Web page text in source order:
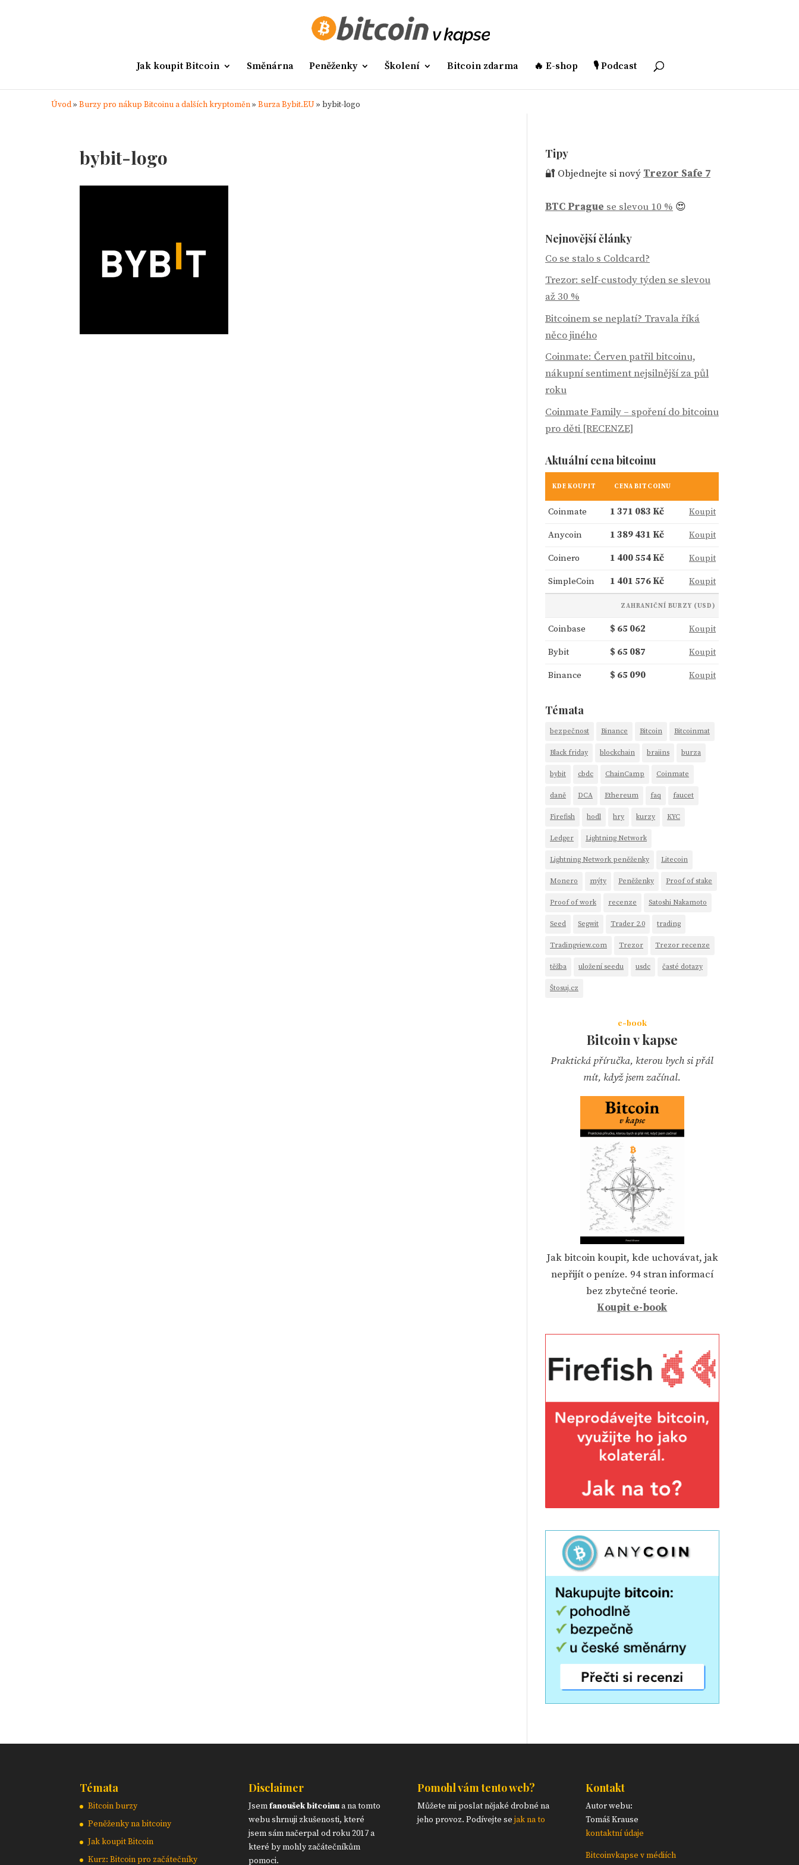
Jak koupit Bitcoin Směnárna Peněženky Školení Bitcoin zdarma 🔥 E-shop 🎙️ Podcast
Úvod» Burzy pro nákup Bitcoinu a dalších kryptoměn» Burza Bybit.EU» bybit-logo
bybit-logo Tipy
🔐 Objednejte si nový Trezor Safe 7
BTC Prague se slevou 10 % 😍
Nejnovější články
Co se stalo s Coldcard?
Trezor: self-custody týden se slevou
až 30 %
Bitcoinem se neplatí? Travala říká
něco jiného
Coinmate: Červen patřil bitcoinu,
nákupní sentiment nejsilnější za půl
roku
Coinmate Family – spoření do bitcoinu
pro děti [RECENZE]
Aktuální cena bitcoinu
KDE KOUPIT CENA BITCOINU
Coinmate 1 371 083 Kč Koupit
Anycoin 1 389 431 Kč Koupit
Coinero 1 400 554 Kč Koupit
SimpleCoin 1 401 576 Kč Koupit
ZAHRANIČNÍ BURZY (USD)
Coinbase $ 65 062 Koupit
Bybit $ 65 087 Koupit
Binance $ 65 090 Koupit
Témata
bezpečnost Binance Bitcoin Bitcoinmat
Black friday blockchain braiins burza
bybit cbdc ChainCamp Coinmate
daně DCA Ethereum faq faucet
Firefish hodl hry kurzy KYC
Ledger Lightning Network
Lightning Network peněženky Litecoin
Monero mýty Peněženky Proof of stake
Proof of work recenze Satoshi Nakamoto
Seed Segwit Trader 2.0 trading
Tradingview.com Trezor Trezor recenze
těžba uložení seedu usdc časté dotazy
Štosuj.cz
e-book
Bitcoin v kapse
Praktická příručka, kterou bych si přál
mít, když jsem začínal.
Jak bitcoin koupit, kde uchovávat, jak
nepřijít o peníze. 94 stran informací
bez zbytečné teorie.
Koupit e-book
Témata
Bitcoin burzy
Peněženky na bitcoiny
Jak koupit Bitcoin
Kurz: Bitcoin pro začátečníky
Disclaimer
Jsemfanoušek bitcoinua na tomto
webu shrnuji zkušenosti, které
jsem sám načerpal od roku 2017 a
které by mohly začátečníkům
pomoci.
Pomohl vám tento web?
Můžete mi poslat nějaké drobné na
jeho provoz. Podívejte se jak na to
Kontakt
Autor webu:
Tomáš Krause
kontaktní údaje
Bitcoinvkapse v médiích